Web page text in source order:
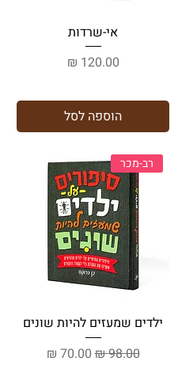
אי-שרדות
מחיר
הוספה לסל
רב-מכר
ילדים שמעזים להיות שונים
מחיר רגיל‏98.00 ‏₪ מחיר מבצע